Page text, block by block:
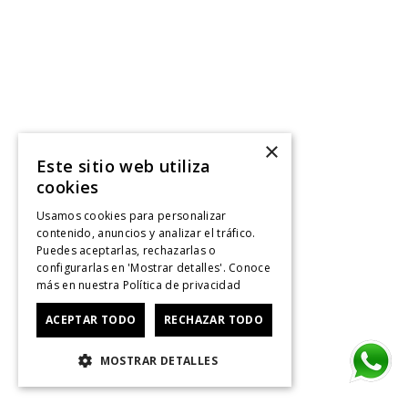
×
Este sitio web utiliza
cookies
Usamos cookies para personalizar
contenido, anuncios y analizar el tráfico.
Puedes aceptarlas, rechazarlas o
configurarlas en 'Mostrar detalles'. Conoce
más en nuestra Política de privacidad
ACEPTAR TODO RECHAZAR TODO
MOSTRAR DETALLES